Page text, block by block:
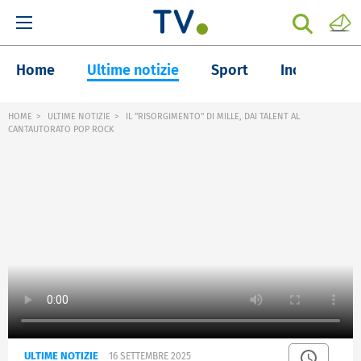
Home Ultime notizie Sport Inchieste
HOME ULTIME NOTIZIE
IL "RISORGIMENTO" DI MILLE, DAI TALENT AL
CANTAUTORATO POP ROCK
ULTIME NOTIZIE 16 SETTEMBRE 2025